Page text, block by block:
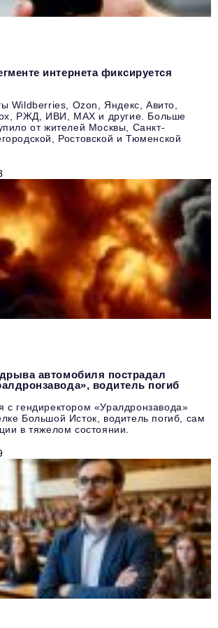
интернета фиксируется
Wildberries, Ozon, Яндекс, Авито,
РЖД, ИВИ, MAX и другие. Больше
от жителей Москвы, Санкт-
Ростовской и Тюменской
автомобиля пострадал
водитель погиб
с гендиректором «Уралдронзавода»
Большой Исток, водитель погиб, сам
в тяжелом состоянии.